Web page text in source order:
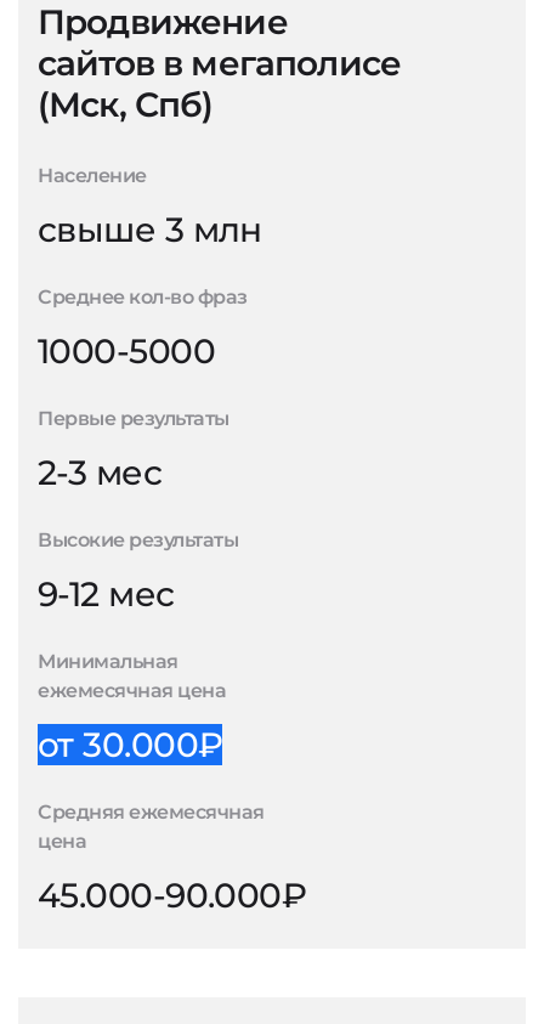
Продвижение
сайтов в мегаполисе
(Мск, Спб)
Население
свыше 3 млн
Среднее кол-во фраз
1000-5000
Первые результаты
2-3 мес
Высокие результаты
9-12 мес
Минимальная
ежемесячная цена
от 30.000₽
Средняя ежемесячная
цена
45.000-90.000₽